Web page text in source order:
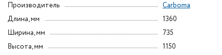
Производитель
Carboma
Длина, мм
1360
Ширина, мм
735
Высота, мм
1150